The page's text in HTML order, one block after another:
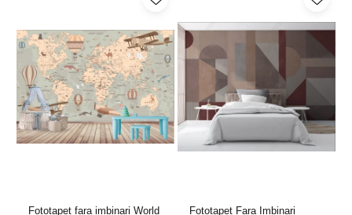
Fototapet fara imbinari World
Fototapet Fara Imbinari